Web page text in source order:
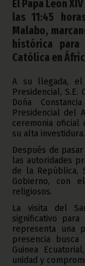
El Papa León
las 11:45
Malabo,
histórica
Católica en
A su llegada,
Presidencial, S.E.
Doña
Presidencial del
ceremonia
su alta investidura.
Después de
las autoridades
de la República,
Gobierno, con
religiosos.
La visita del
significativo para
representa una
presencia
Guinea
unidad y